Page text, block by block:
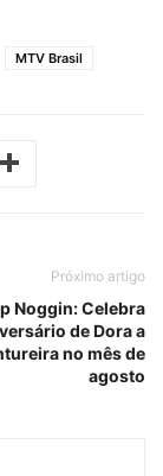
MTV Brasil
Próximo artigo
Noggin: Celebra
de Dora a
no mês de
agosto